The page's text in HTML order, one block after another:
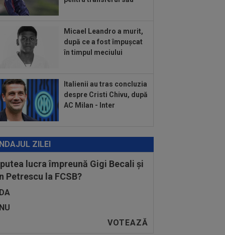
Au plusat! Între Real Madrid și
FIFA i-ar fi promis Marocului că
găzdui finala CM 2030, dacă africanii
a transferat Rapid: ”Unul dintre cei...
Micael Leandro a murit,
după ce a fost împușcat
în timpul meciului
Italienii au tras concluzia
despre Cristi Chivu, după
AC Milan - Inter
ZILEI
lucra împreună Gigi Becali și
Petrescu la FCSB?
DA
NU